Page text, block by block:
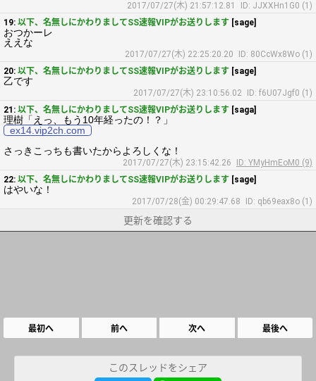
2017/07/27(木) 21:57:12.81
ID: JJXXHn1G0 (1)
19: 以下、名無しにかわりましてSS速報VIPがお送りします [sage]
おつかーレ
ええな
2017/07/27(木) 22:25:20.20
ID: 80CcWx8Wo (1)
20: 以下、名無しにかわりましてSS速報VIPがお送りします [sage]
乙です
2017/07/27(木) 23:10:56.02
ID: f6U07Jgf0 (1)
21: 以下、名無しにかわりましてSS速報VIPがお送りします [saga]
理樹「えっ、もう10年経ったの！？」
ex14.vip2ch.com
さっきこっちも書いたからよろしくな！
2017/07/27(木) 23:15:42.26
ID: YMyHmEoM0 (9)
22: 以下、名無しにかわりましてSS速報VIPがお送りします [sage]
はやいな！
2017/07/28(金) 00:29:47.68 ID: qb69eax8o (1)
更新を確認する
最初へ 前へ 次へ 最後へ
このスレッドをシェア